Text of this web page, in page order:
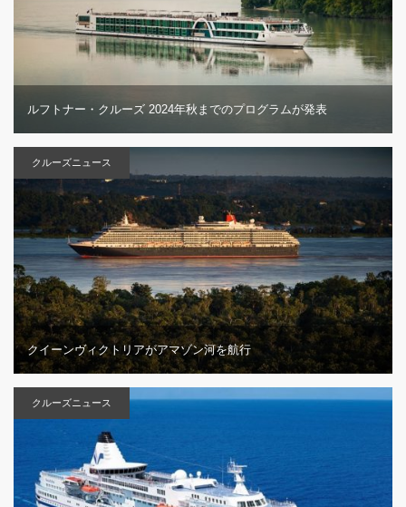
ルフトナー・クルーズ 2024年秋までのプログラムが発表
クルーズニュース
クイーンヴィクトリアがアマゾン河を航行
クルーズニュース